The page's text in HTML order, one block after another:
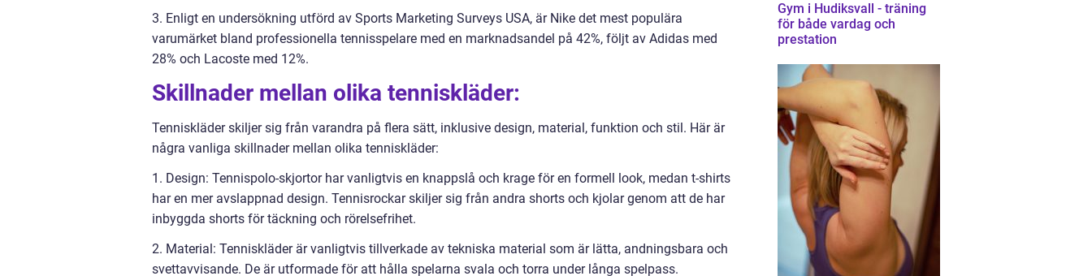
3. Enligt en undersökning utförd av Sports Marketing Surveys USA, är Nike det mest populära
varumärket bland professionella tennisspelare med en marknadsandel på 42%, följt av Adidas med
28% och Lacoste med 12%.
Skillnader mellan olika tenniskläder:
Tenniskläder skiljer sig från varandra på flera sätt, inklusive design, material, funktion och stil. Här är
några vanliga skillnader mellan olika tenniskläder:
1. Design: Tennispolo-skjortor har vanligtvis en knappslå och krage för en formell look, medan t-shirts
har en mer avslappnad design. Tennisrockar skiljer sig från andra shorts och kjolar genom att de har
inbyggda shorts för täckning och rörelsefrihet.
2. Material: Tenniskläder är vanligtvis tillverkade av tekniska material som är lätta, andningsbara och
svettavvisande. De är utformade för att hålla spelarna svala och torra under långa spelpass.
Gym i Hudiksvall - träning
för både vardag och
prestation